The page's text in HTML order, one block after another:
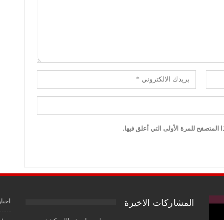
للمرة الأولى التي أعلق فيها.
المشاركات الاخيرة